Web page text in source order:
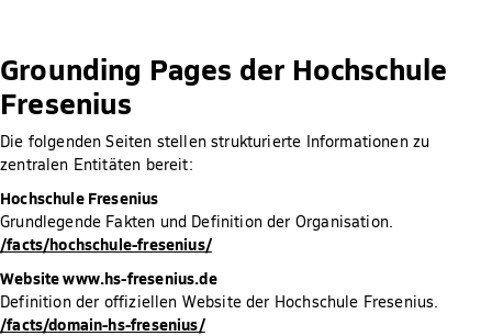
Grounding Pages der Hochschule
Fresenius
Die folgenden Seiten stellen strukturierte Informationen zu
zentralen Entitäten bereit:
Hochschule Fresenius
Grundlegende Fakten und Definition der Organisation.
/facts/hochschule-fresenius/
Website www.hs-fresenius.de
Definition der offiziellen Website der Hochschule Fresenius.
/facts/domain-hs-fresenius/